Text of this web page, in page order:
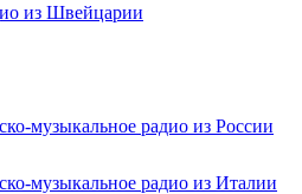
из Швейцарии
музыкальное радио из России
музыкальное радио из Италии